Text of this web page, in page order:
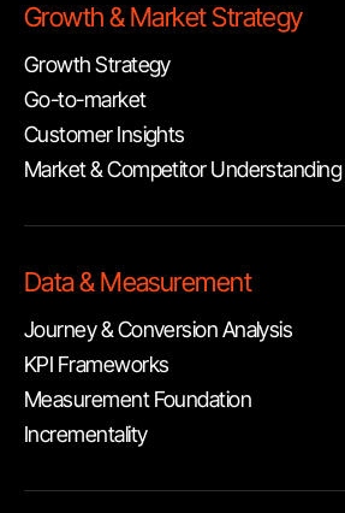
Growth & Market Strategy
Growth Strategy
Go-to-market
Customer Insights
Market & Competitor Understanding
Data & Measurement
Journey & Conversion Analysis
KPI Frameworks
Measurement Foundation
Incrementality